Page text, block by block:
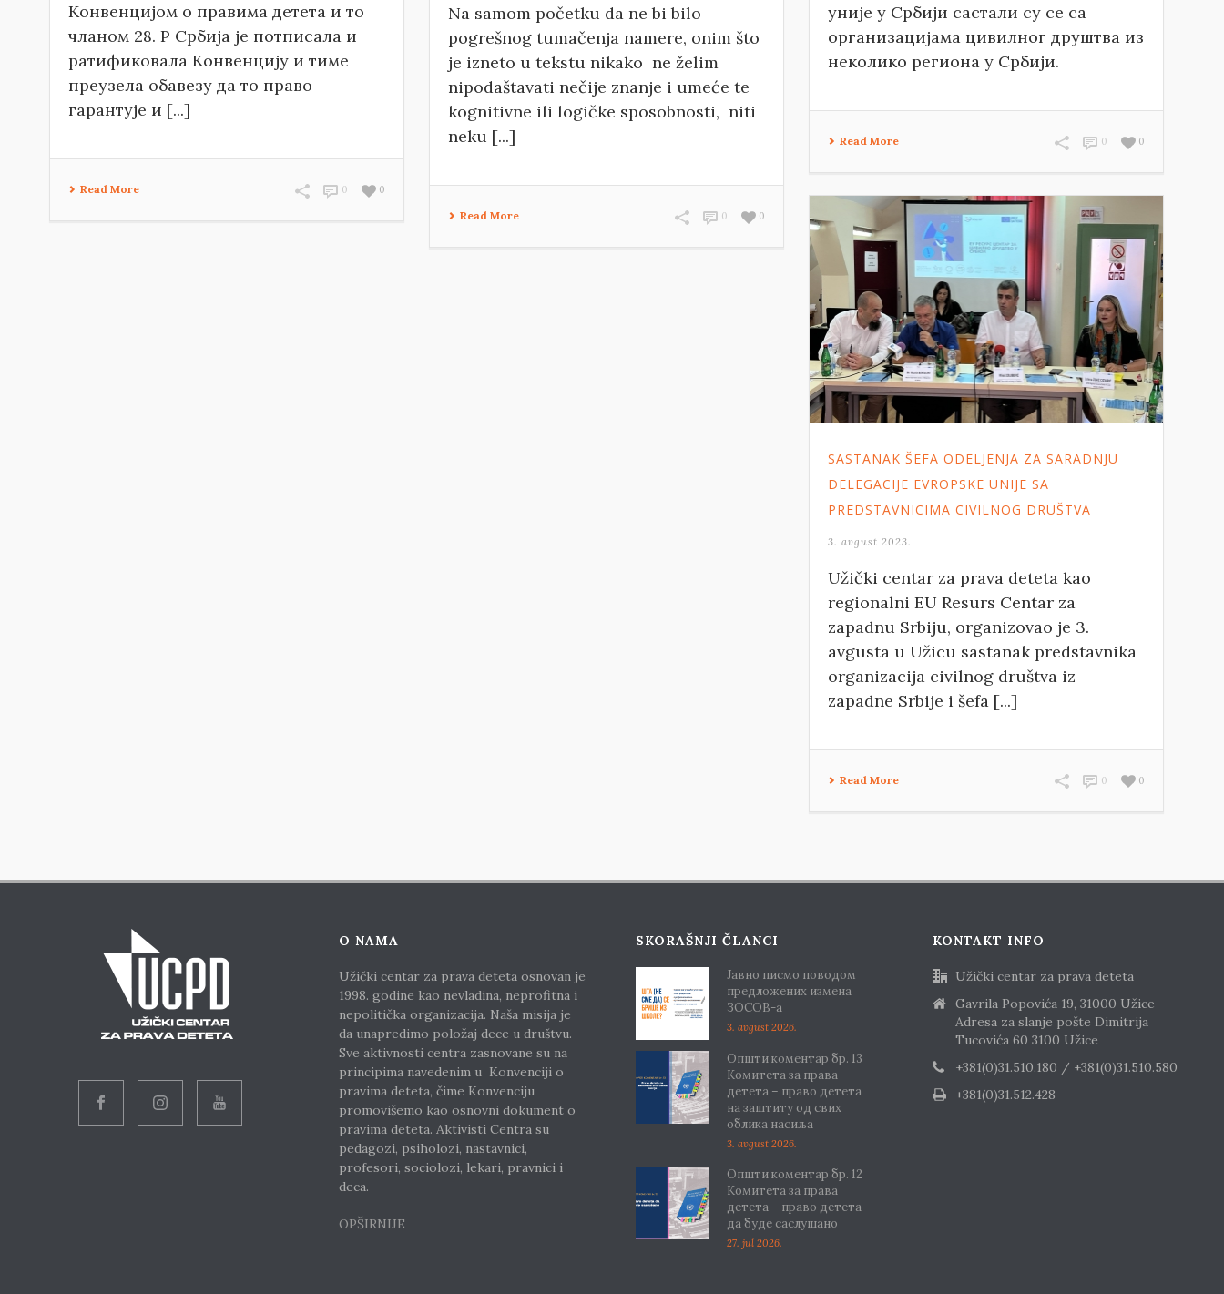
Конвенцијом о правима детета и то
чланом 28. Р Србија је потписала и
ратификовала Конвенцију и тиме
преузела обавезу да то право
гарантује и [...]
Read More 0
0
Na samom početku da ne bi bilo
pogrešnog tumačenja namere, onim što
je izneto u tekstu nikako ne želim
nipodaštavati nečije znanje i umeće te
kognitivne ili logičke sposobnosti, niti
neku [...]
Read More 0
0
уније у Србији састали су се са
организацијама цивилног друштва из
неколико региона у Србији.
Read More 0
0
SASTANAK ŠEFA ODELJENJA ZA SARADNJU
DELEGACIJE EVROPSKE UNIJE SA
PREDSTAVNICIMA CIVILNOG DRUŠTVA
3. avgust 2023.
Užički centar za prava deteta kao
regionalni EU Resurs Centar za
zapadnu Srbiju, organizovao je 3.
avgusta u Užicu sastanak predstavnika
organizacija civilnog društva iz
zapadne Srbije i šefa [...]
Read More 0
0
O NAMA
Užički centar za prava deteta osnovan je
1998. godine kao nevladina, neprofitna i
nepolitička organizacija. Naša misija je
da unapredimo položaj dece u društvu.
Sve aktivnosti centra zasnovane su na
principima navedenim u Konvenciji o
pravima deteta, čime Konvenciju
promovišemo kao osnovni dokument o
pravima deteta. Aktivisti Centra su
pedagozi, psiholozi, nastavnici,
profesori, sociolozi, lekari, pravnici i
deca.
OPŠIRNIJE
SKORAŠNJI ČLANCI
Јавно писмо поводом
предложених измена
ЗОСОВ-а
3. avgust 2026.
Општи коментар бр. 13
Комитета за права
детета – право детета
на заштиту од свих
облика насиља
3. avgust 2026.
Општи коментар бр. 12
Комитета за права
детета – право детета
да буде саслушано
27. jul 2026.
KONTAKT INFO
Užički centar za prava deteta
Gavrila Popovića 19, 31000 Užice
Adresa za slanje pošte Dimitrija
Tucovića 60 3100 Užice
+381(0)31.510.180 / +381(0)31.510.580
+381(0)31.512.428